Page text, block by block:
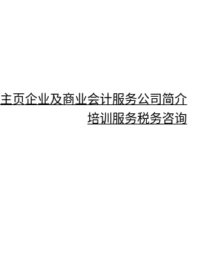
主页企业及商业会计服务公司简介
培训 服务税务咨询